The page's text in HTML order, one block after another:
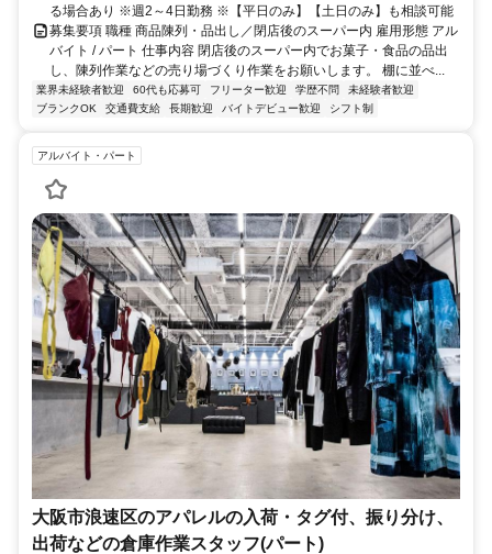
る場合あり ※週2～4日勤務 ※【平日のみ】【土日のみ】も相談可能
募集要項 職種 商品陳列・品出し／閉店後のスーパー内 雇用形態 アル
バイト / パート 仕事内容 閉店後のスーパー内でお菓子・食品の品出
し、陳列作業などの売り場づくり作業をお願いします。 棚に並べ...
業界未経験者歓迎 60代も応募可 フリーター歓迎 学歴不問
未経験者歓迎
ブランクOK
交通費支給 長期歓迎 バイトデビュー歓迎 シフト制
アルバイト・パート
大阪市浪速区のアパレルの入荷・タグ付、振り分け、
出荷などの倉庫作業スタッフ(パート)